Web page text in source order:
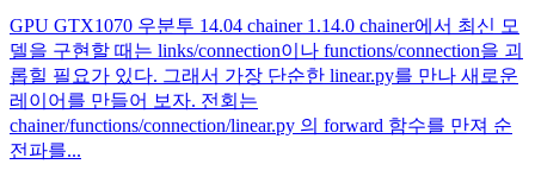
GPU GTX1070 우분투 14.04 chainer 1.14.0 chainer에서 최신 모
델을 구현할 때는 links/connection이나 functions/connection을 괴
롭힐 필요가 있다. 그래서 가장 단순한 linear.py를 만나 새로운
레이어를 만들어 보자. 전회는
chainer/functions/connection/linear.py 의 forward 함수를 만져 순
전파를...